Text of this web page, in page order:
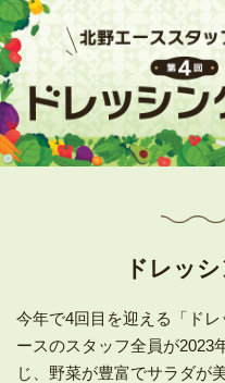
ドレッ
今年で4回目を迎える「ド
ースのスタッフ全員が2023
じ、野菜が豊富でサラダが